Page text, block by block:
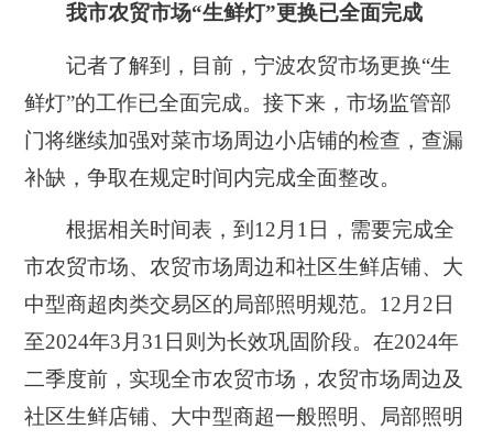
我市农贸市场“生鲜灯”更换已全面完成
记者了解到，目前，宁波农贸市场更换“生
鲜灯”的工作已全面完成。接下来，市场监管部
门将继续加强对菜市场周边小店铺的检查，查漏
补缺，争取在规定时间内完成全面整改。
根据相关时间表，到12月1日，需要完成全
市农贸市场、农贸市场周边和社区生鲜店铺、大
中型商超肉类交易区的局部照明规范。12月2日
至2024年3月31日则为长效巩固阶段。在2024年
二季度前，实现全市农贸市场，农贸市场周边及
社区生鲜店铺、大中型商超一般照明、局部照明